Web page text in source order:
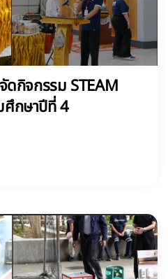
ดกิจกรรม STEAM
ศึกษาปีที่ 4